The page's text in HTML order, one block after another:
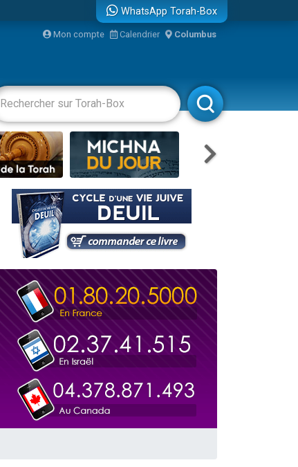
le temps
WhatsApp Torah-Box
Mon compte Calendrier Columbus
Divertissements Livres Rabbanim